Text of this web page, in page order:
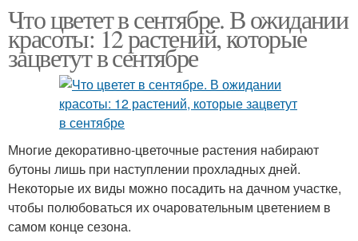
Что цветет в сентябре. В ожидании
красоты: 12 растений, которые
зацветут в сентябре
Многие декоративно-цветочные растения набирают
бутоны лишь при наступлении прохладных дней.
Некоторые их виды можно посадить на дачном участке,
чтобы полюбоваться их очаровательным цветением в
самом конце сезона.